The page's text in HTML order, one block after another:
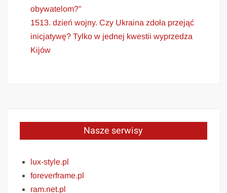
obywatelom?”
1513. dzień wojny. Czy Ukraina zdoła przejąć
inicjatywę? Tylko w jednej kwestii wyprzedza
Kijów
Nasze serwisy
lux-style.pl
foreverframe.pl
ram.net.pl